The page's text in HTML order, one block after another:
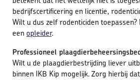
bedrijfscertificering en licentie,
Wilt u dus zelf rodenticiden
eenopleider.
Professioneel
Wilt u de plaagdierbestrijding liever
binnen IKB Kip mogelijk. Zorg hierbij